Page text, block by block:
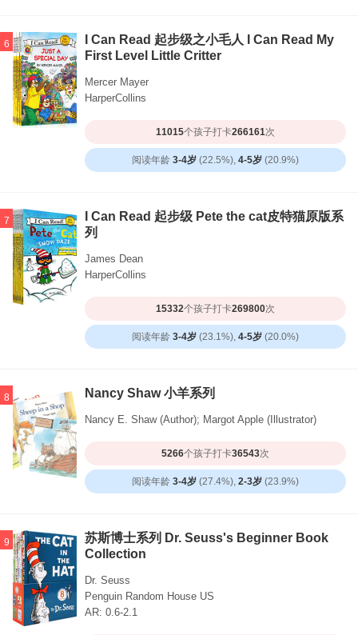
6
I Can Read 起步级之小毛人 I Can Read My
First Level Little Critter
Mercer Mayer
HarperCollins
11015个孩子打卡266161次
阅读年龄 3-4岁 (22.5%), 4-5岁 (20.9%)
7
I Can Read 起步级 Pete the cat皮特猫原版系
列
James Dean
HarperCollins
15332个孩子打卡269800次
阅读年龄 3-4岁 (23.1%), 4-5岁 (20.0%)
8 Nancy Shaw 小羊系列
Nancy E. Shaw (Author); Margot Apple (Illustrator)
5266个孩子打卡36543次
阅读年龄 3-4岁 (27.4%), 2-3岁 (23.9%)
9
苏斯博士系列 Dr. Seuss's Beginner Book
Collection
Dr. Seuss
Penguin Random House US
AR: 0.6-2.1